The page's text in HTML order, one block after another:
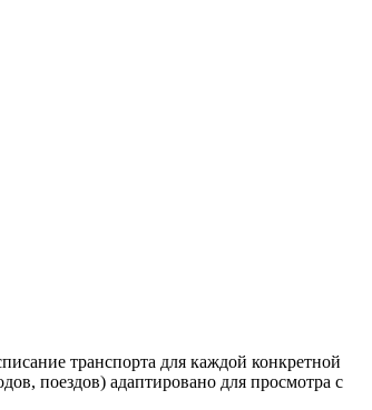
транспорта для каждой конкретной
поездов) адаптировано для просмотра с